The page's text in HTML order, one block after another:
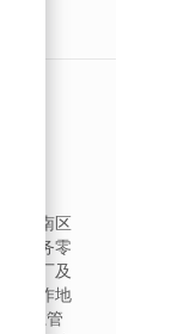
及华南区
点服务零
主机厂及
的工作地
关系管